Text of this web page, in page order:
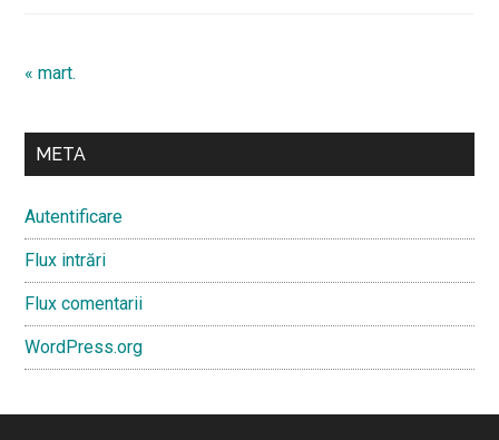
« mart.
META
Autentificare
Flux intrări
Flux comentarii
WordPress.org